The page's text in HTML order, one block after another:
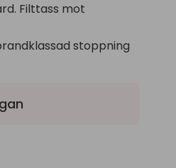
Filttass mot
stoppning